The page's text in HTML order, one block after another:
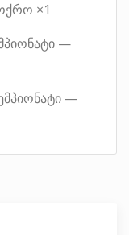
×1
—
—